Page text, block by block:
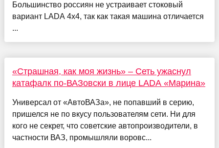
Большинство россиян не устраивает стоковый
вариант LADA 4x4, так как такая машина отличается
...
«Страшная, как моя жизнь» – Сеть ужаснул
катафалк по-ВАЗовски в лице LADA «Марина»
Универсал от «АвтоВАЗа», не попавший в серию,
пришелся не по вкусу пользователям сети. Ни для
кого не секрет, что советские автопроизводители, в
частности ВАЗ, промышляли воровс...